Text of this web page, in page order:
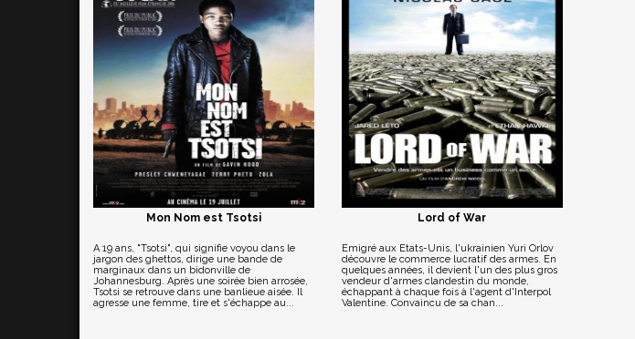
Mon Nom est Tsotsi
A 19 ans, "Tsotsi", qui signifie voyou dans le
jargon des ghettos, dirige une bande de
marginaux dans un bidonville de
Johannesburg. Après une soirée bien arrosée,
Tsotsi se retrouve dans une banlieue aisée. Il
agresse une femme, tire et s'échappe au...
Lord of War
Emigré aux Etats-Unis, l'ukrainien Yuri Orlov
découvre le commerce lucratif des armes. En
quelques années, il devient l'un des plus gros
vendeur d'armes clandestin du monde,
échappant à chaque fois à l'agent d'Interpol
Valentine. Convaincu de sa chan...